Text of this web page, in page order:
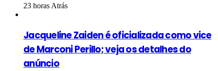
23 horas Atrás
Jacqueline Zaiden é oficializada como vice
de Marconi Perillo; veja os detalhes do
anúncio